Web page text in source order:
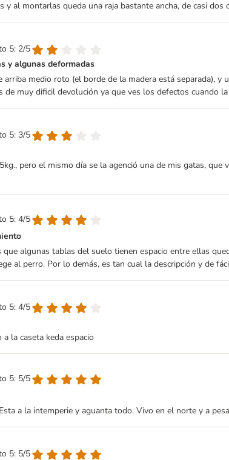
y al montarlas queda una raja bastante ancha, de casi
5: 2/5
y algunas deformadas
medio roto (el borde de la madera está separada),
de muy dificil devolución ya que ves los defectos cuando
5: 3/5
pero el mismo día se la agenció una de mis gatas,
5: 4/5
que algunas tablas del suelo tienen espacio entre ellas
al perro. Por lo demás, es tan cual la descripción y de
5: 4/5
la caseta keda espacio
5: 5/5
a la intemperie y aguanta todo. Vivo en el norte y a
5: 5/5